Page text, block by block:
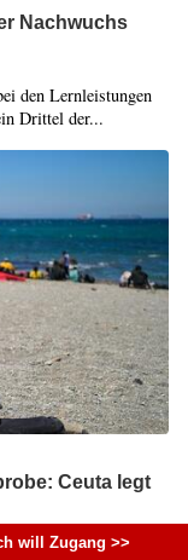
Nachwuchs
den Lernleistungen
Drittel der...
Ceuta legt
weniger Tage
will Zugang >>